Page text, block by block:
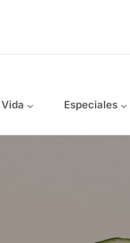
Vida Especiales